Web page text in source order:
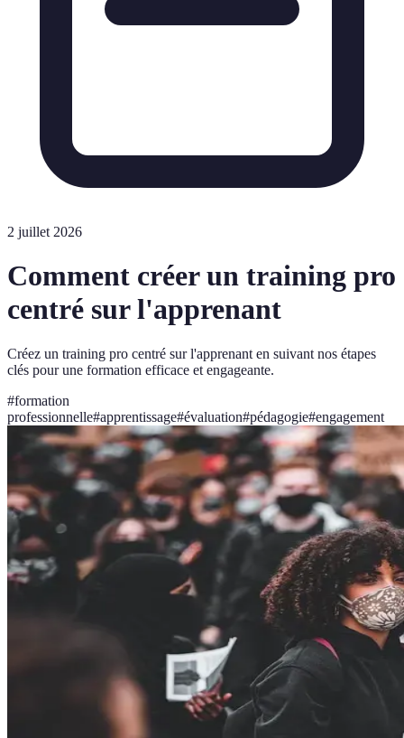
2 juillet 2026
Comment créer un training pro
centré sur l'apprenant
Créez un training pro centré sur l'apprenant en suivant nos étapes
clés pour une formation efficace et engageante.
#formation
professionnelle#apprentissage#évaluation#pédagogie#engagement